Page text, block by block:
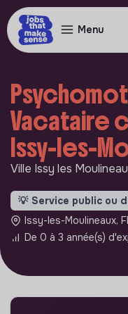
Menu
Vacataire
Issy-les-
Ville Issy les
💡 Service public ou
Issy-les-Moulineaux,
De 0 à 3 année(s)